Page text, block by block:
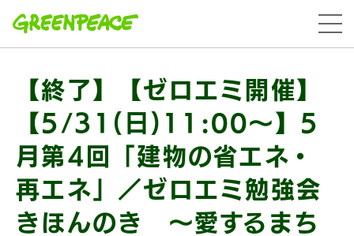
menu
【終了】【ゼロエミ開催】
【5/31(日)11:00〜】5
月第4回「建物の省エネ・
再エネ」／ゼロエミ勉強会
きほんのき 〜愛するまち